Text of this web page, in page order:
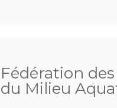
Fédération
du Milieu